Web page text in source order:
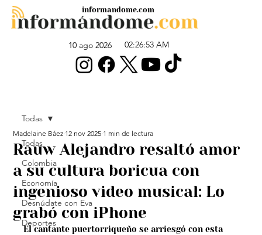
10 ago 2026 02:26:53 AM
informandome.com
Todas
Colombia
Economía
Desnúdate con Eva
Deportes
Todas
Rauw Alejandro resaltó amor
a su cultura boricua con
ingenioso video musical: Lo
grabó con iPhone
Madelaine Báez 12 nov 2025 1 min de lectura
El cantante puertorriqueño se arriesgó con esta